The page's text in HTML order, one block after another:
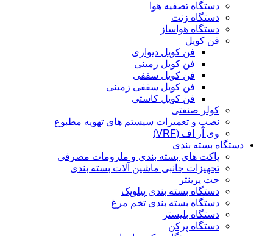
دستگاه تصفیه هوا
دستگاه زنت
دستگاه هواساز
فن کویل
فن کویل دیواری
فن کویل زمینی
فن کویل سقفی
فن کویل سقفی زمینی
فن کویل کاستی
کولر صنعتی
نصب و تعمیرات سیستم های تهویه مطبوع
وی آر اف (VRF)
دستگاه بسته بندی
پاکت های بسته بندی و ملزومات مصرفی
تجهیزات جانبی ماشین آلات بسته بندی
جت پرینتر
دستگاه بسته بندی پیلوپک
دستگاه بسته بندی تخم مرغ
دستگاه بلیستر
دستگاه پرکن